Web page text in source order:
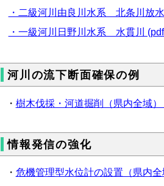
・二級河川由良川水系 北条川放
・一級河川日野川水系 水貫川
河川の流下断面確保の例
・ 樹木伐採・河道掘削（県内全域
情報発信の強化
・ 危機管理型水位計の設置（県内